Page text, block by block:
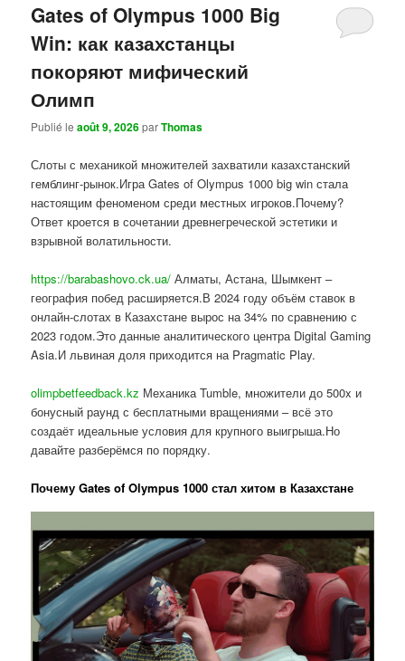
Gates of Olympus 1000 Big
Win: как казахстанцы
покоряют мифический
Олимп
Publié leaoût 9, 2026parThomas
Слоты с механикой множителей захватили казахстанский
гемблинг-рынок.Игра Gates of Olympus 1000 big win стала
настоящим феноменом среди местных игроков.Почему?
Ответ кроется в сочетании древнегреческой эстетики и
взрывной волатильности.
https://barabashovo.ck.ua/ Алматы, Астана, Шымкент –
география побед расширяется.В 2024 году объём ставок в
онлайн-слотах в Казахстане вырос на 34% по сравнению с
2023 годом.Это данные аналитического центра Digital Gaming
Asia.И львиная доля приходится на Pragmatic Play.
olimpbetfeedback.kz Механика Tumble, множители до 500x и
бонусный раунд с бесплатными вращениями – всё это
создаёт идеальные условия для крупного выигрыша.Но
давайте разберёмся по порядку.
Почему Gates of Olympus 1000 стал хитом в Казахстане